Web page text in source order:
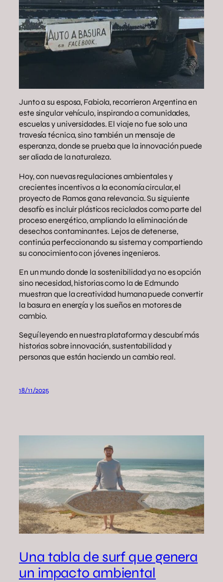
Junto a su esposa, Fabiola, recorrieron Argentina en
este singular vehículo, inspirando a comunidades,
escuelas y universidades. El viaje no fue solo una
travesía técnica, sino también un mensaje de
esperanza, donde se prueba que la innovación puede
ser aliada de la naturaleza.
Hoy, con nuevas regulaciones ambientales y
crecientes incentivos a la economía circular, el
proyecto de Ramos gana relevancia. Su siguiente
desafío es incluir plásticos reciclados como parte del
proceso energético, ampliando la eliminación de
desechos contaminantes. Lejos de detenerse,
continúa perfeccionando su sistema y compartiendo
su conocimiento con jóvenes ingenieros.
En un mundo donde la sostenibilidad ya no es opción
sino necesidad, historias como la de Edmundo
muestran que la creatividad humana puede convertir
la basura en energía y los sueños en motores de
cambio.
Seguí leyendo en nuestra plataforma y descubrí más
historias sobre innovación, sustentabilidad y
personas que están haciendo un cambio real.
18/11/2025
Una tabla de surf que genera
un impacto ambiental